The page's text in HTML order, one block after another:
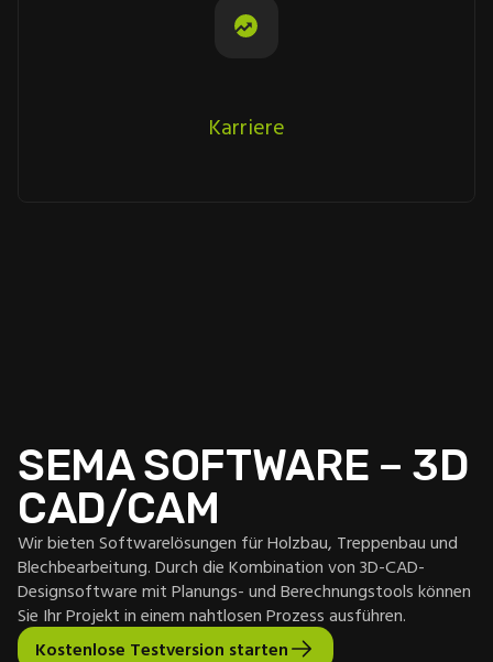
Karriere
SEMA SOFTWARE – 3D
CAD/CAM
Wir bieten Softwarelösungen für Holzbau, Treppenbau und
Blechbearbeitung. Durch die Kombination von 3D-CAD-
Designsoftware mit Planungs- und Berechnungstools können
Sie Ihr Projekt in einem nahtlosen Prozess ausführen.
Kostenlose Testversion starten